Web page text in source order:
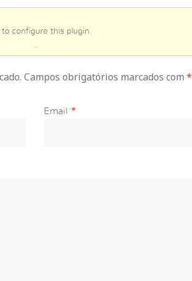
to configure this plugin.
guide
Campos obrigatórios marcados com *
Email *